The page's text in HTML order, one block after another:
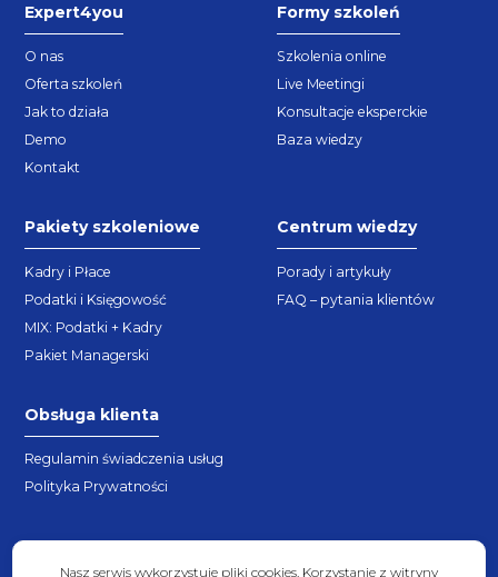
Expert4you
O nas
Oferta szkoleń
Jak to działa
Demo
Kontakt
Formy szkoleń
Szkolenia online
Live Meetingi
Konsultacje eksperckie
Baza wiedzy
Pakiety szkoleniowe
Kadry i Płace
Podatki i Księgowość
MIX: Podatki + Kadry
Pakiet Managerski
Centrum wiedzy
Porady i artykuły
FAQ – pytania klientów
Obsługa klienta
Regulamin świadczenia usług
Polityka Prywatności
Nasz serwis wykorzystuje pliki cookies. Korzystanie z witryny